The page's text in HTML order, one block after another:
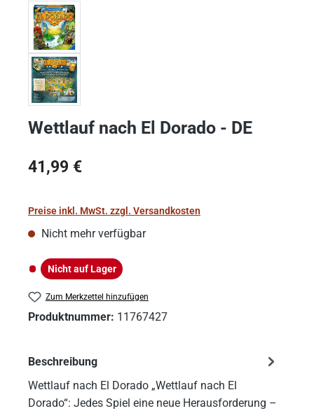
Wettlauf nach El Dorado - DE
Regulärer Preis:
41,99 €
Preise inkl. MwSt. zzgl. Versandkosten
Nicht mehr verfügbar
Nicht auf Lager
Nicht auf Lager
Zum Merkzettel hinzufügen
Produktnummer: 11767427
Beschreibung
Wettlauf nach El Dorado „Wettlauf nach El
Dorado“: Jedes Spiel eine neue Herausforderung –